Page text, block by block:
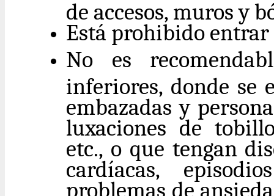
de accesos, muros y
Está prohibido
No es
inferiores, donde se
embazadas y
luxaciones de
etc., o que tengan
cardíacas,
problemas de